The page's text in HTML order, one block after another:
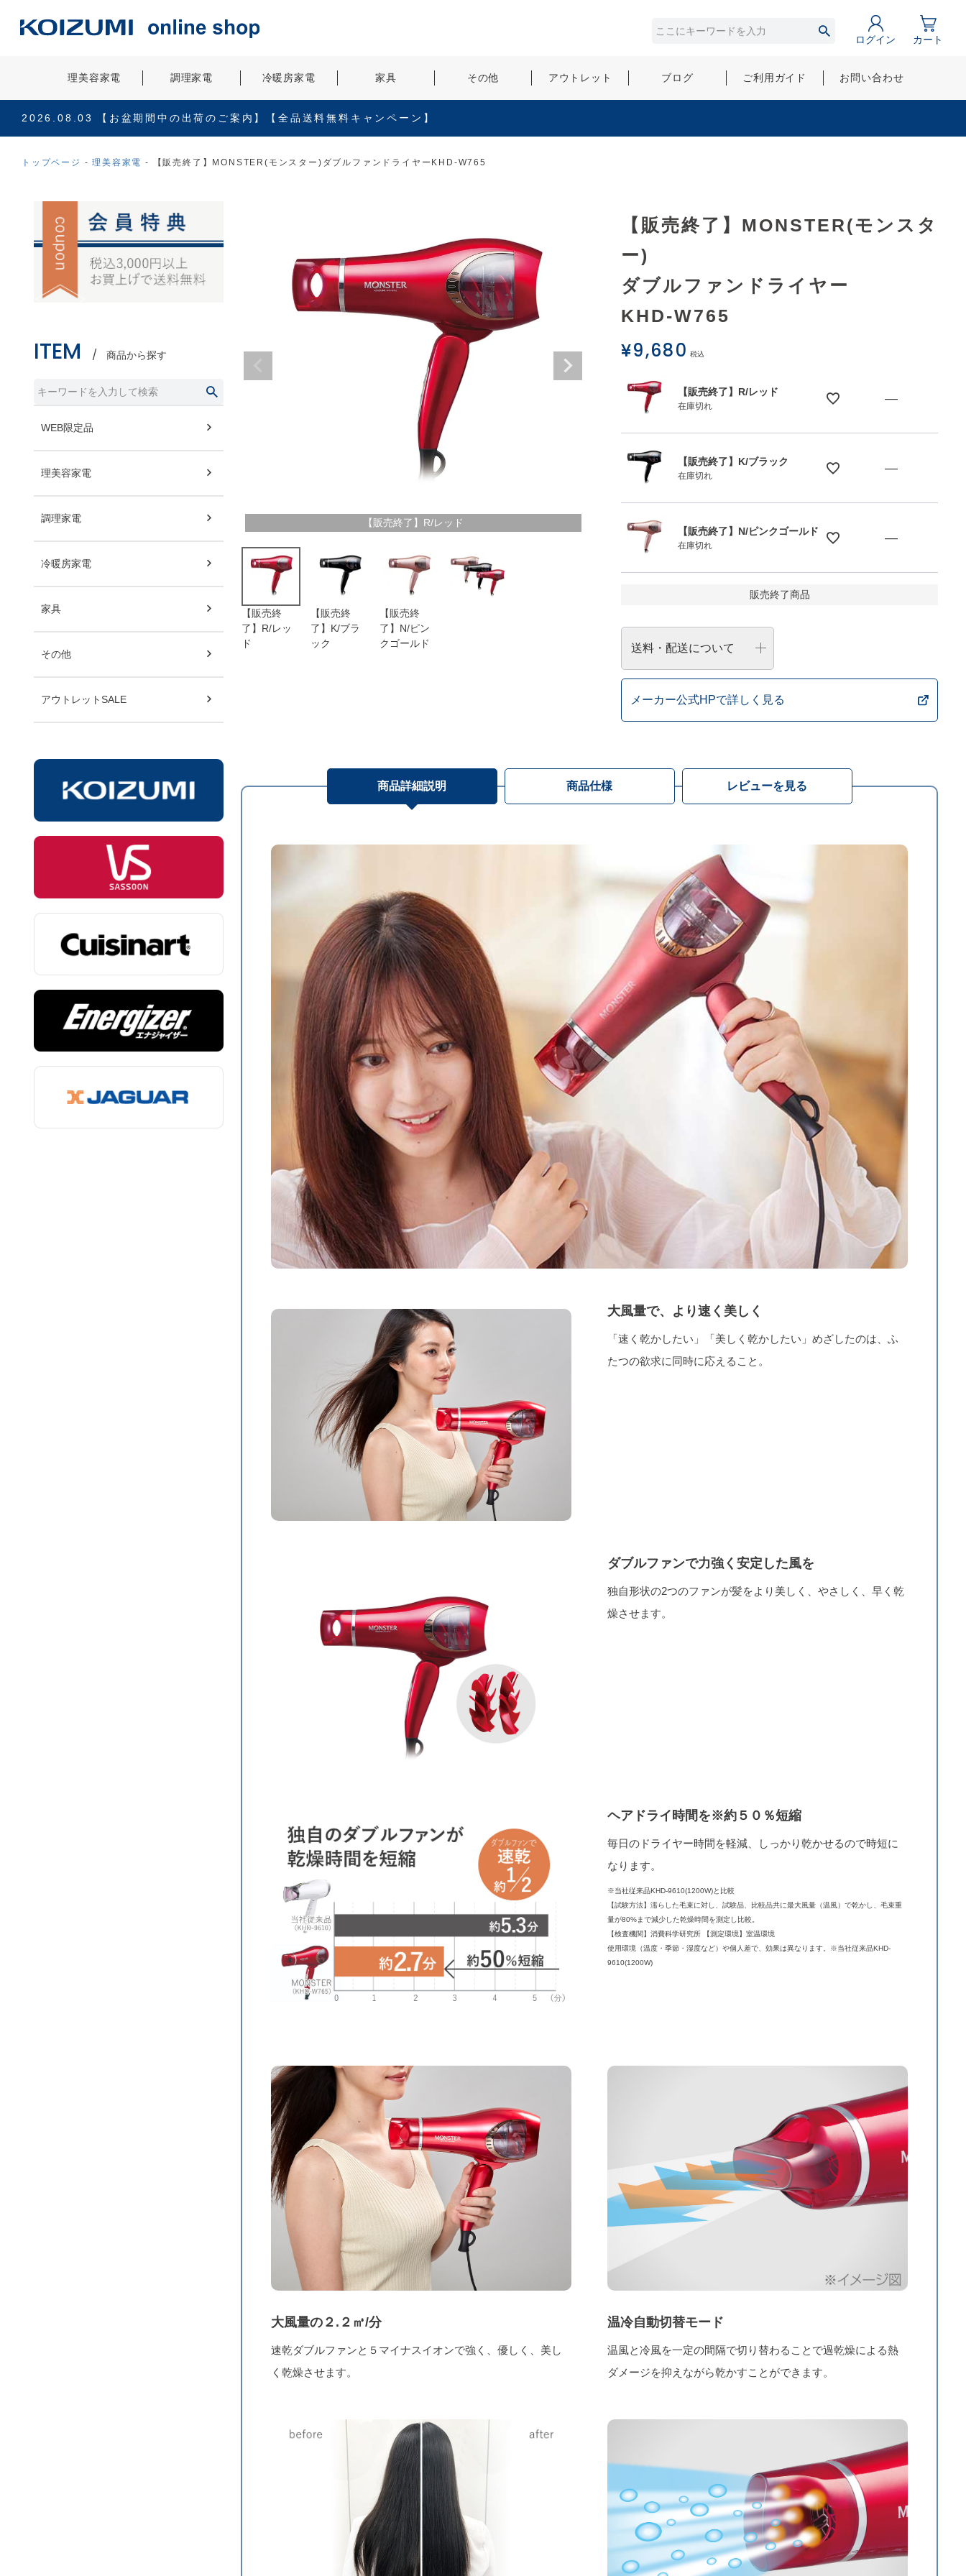
ログイン カート
理美容家電 調理家電 冷暖房家電 家具 その他 アウトレット ブログ ご利用ガイド お問い合わせ
2026.08.03 【お盆期間中の出荷のご案内】【全品送料無料キャンペーン】
トップページ 理美容家電 【販売終了】MONSTER(モンスター)ダブルファンドライヤーKHD-W765
ITEM 商品から探す
WEB限定品
理美容家電
調理家電
冷暖房家電
家具
その他
アウトレットSALE
【販売終了】R/レッド
【販売終
了】R/レッ
ド
【販売終
了】K/ブラ
ック
【販売終
了】N/ピン
クゴールド
【販売終了】MONSTER(モンスタ
ー)
ダブルファンドライヤー
KHD-W765
¥9,680 税込
【販売終了】R/レッド
在庫切れ
—
【販売終了】K/ブラック
在庫切れ
—
【販売終了】N/ピンクゴールド
在庫切れ
—
販売終了商品
送料・配送について
メーカー公式HPで詳しく見る
商品詳細説明
大風量で、より速く美しく
「速く乾かしたい」「美しく乾かしたい」めざしたのは、ふ
たつの欲求に同時に応えること。
ダブルファンで力強く安定した風を
独自形状の2つのファンが髪をより美しく、やさしく、早く乾
燥させます。
ヘアドライ時間を※約５０％短縮
毎日のドライヤー時間を軽減、しっかり乾かせるので時短に
なります。
※当社従来品KHD-9610(1200W)と比較
【試験方法】濡らした毛束に対し、試験品、比較品共に最大風量（温風）で乾かし、毛束重
量が80%まで減少した乾燥時間を測定し比較。
【検査機関】消費科学研究所 【測定環境】室温環境
使用環境（温度・季節・湿度など）や個人差で、効果は異なります。※当社従来品KHD-
9610(1200W)
大風量の２.２㎥/分
速乾ダブルファンと５マイナスイオンで強く、優しく、美し
く乾燥させます。
温冷自動切替モード
温風と冷風を一定の間隔で切り替わることで過乾燥による熱
ダメージを抑えながら乾かすことができます。
商品仕様 レビューを見る